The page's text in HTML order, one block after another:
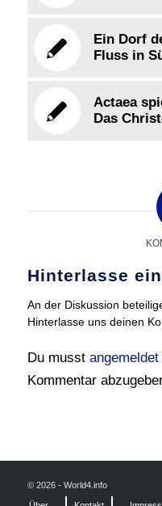
Ein Dorf
Fluss in
Actaea
Das
Hinterlasse
An der Diskussion
Hinterlasse uns deinen
Du musst angemeldet
Kommentar
© 2026 - World4.info